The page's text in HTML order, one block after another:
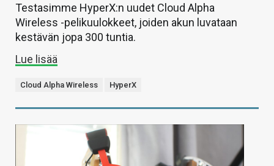
Testasimme HyperX:n uudet Cloud Alpha
Wireless -pelikuulokkeet, joiden akun luvataan
kestävän jopa 300 tuntia.
Lue lisää
Cloud Alpha Wireless HyperX